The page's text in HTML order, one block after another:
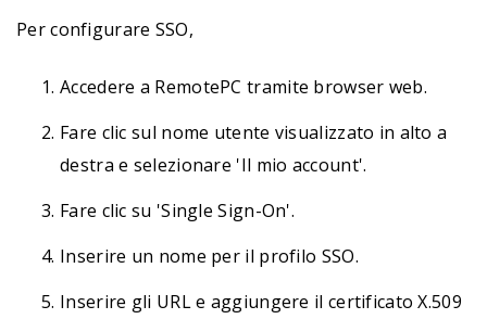
Per configurare SSO,
Accedere a RemotePC tramite browser web.
Fare clic sul nome utente visualizzato in alto a
destra e selezionare 'Il mio account'.
Fare clic su 'Single Sign-On'.
Inserire un nome per il profilo SSO.
Inserire gli URL e aggiungere il certificato X.509